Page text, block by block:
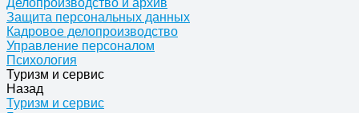
Делопроизводство и архив
Защита персональных данных
Кадровое делопроизводство
Управление персоналом
Психология
Туризм и сервис
Назад
Туризм и сервис